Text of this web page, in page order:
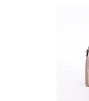
Malá kabelka ve
součástí je i dlouhý
9378
2